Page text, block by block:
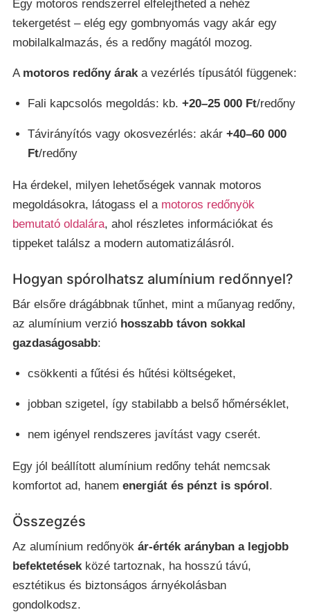
Egy motoros rendszerrel elfelejtheted a nehéz
tekergetést – elég egy gombnyomás vagy akár egy
mobilalkalmazás, és a redőny magától mozog.
A motoros redőny áraka vezérlés típusától függenek:
Fali kapcsolós megoldás: kb. +20–25 000 Ft/redőny
Távirányítós vagy okosvezérlés: akár +40–60 000
Ft/redőny
Ha érdekel, milyen lehetőségek vannak motoros
megoldásokra, látogass el a motoros redőnyök
bemutató oldalára, ahol részletes információkat és
tippeket találsz a modern automatizálásról.
Hogyan spórolhatsz alumínium redőnnyel?
Bár elsőre drágábbnak tűnhet, mint a műanyag redőny,
az alumínium verzió hosszabb távon sokkal
gazdaságosabb:
csökkenti a fűtési és hűtési költségeket,
jobban szigetel, így stabilabb a belső hőmérséklet,
nem igényel rendszeres javítást vagy cserét.
Egy jól beállított alumínium redőny tehát nemcsak
komfortot ad, hanem energiát és pénzt is spórol.
Összegzés
Az alumínium redőnyök ár-érték arányban a legjobb
befektetésekközé tartoznak, ha hosszú távú,
esztétikus és biztonságos árnyékolásban
gondolkodsz.